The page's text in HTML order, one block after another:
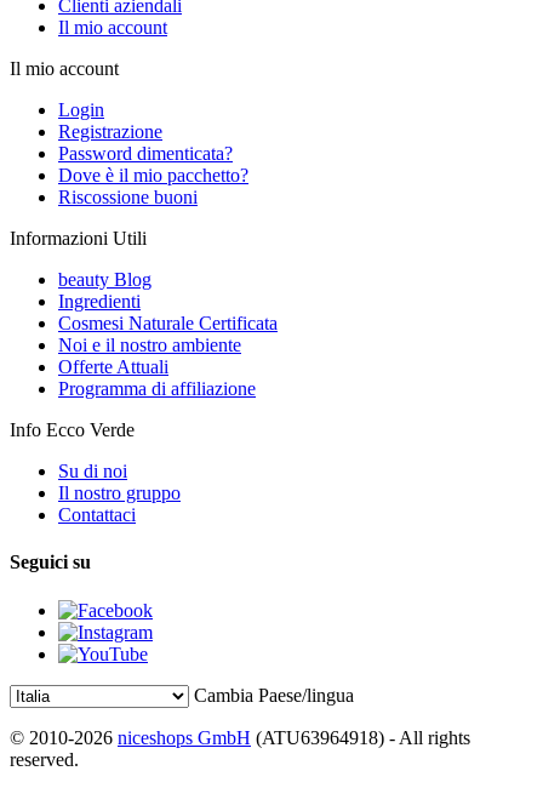
Clienti aziendali
Il mio account
Il mio account
Login
Registrazione
Password dimenticata?
Dove è il mio pacchetto?
Riscossione buoni
Informazioni Utili
beauty Blog
Ingredienti
Cosmesi Naturale Certificata
Noi e il nostro ambiente
Offerte Attuali
Programma di affiliazione
Info Ecco Verde
Su di noi
Il nostro gruppo
Contattaci
Seguici su
Cambia Paese/lingua
© 2010-2026 niceshops GmbH (ATU63964918) - All rights
reserved.